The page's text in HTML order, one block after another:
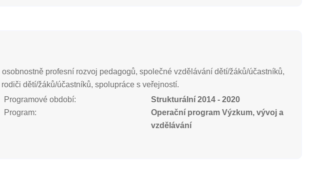
profesní rozvoj pedagogů, společné vzdělávání dětí/žáků/účastníků,
dětí/žáků/účastníků, spolupráce s veřejností.
Programové období:
Strukturální 2014 - 2020
Program:
Operační program Výzkum, vývoj a
vzdělávání